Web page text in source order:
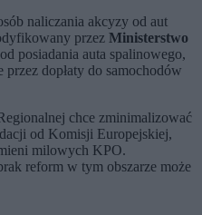
naliczania akcyzy od aut
przez Ministerstwo
posiadania auta spalinowego,
przez dopłaty do samochodów
chce zminimalizować
od Komisji Europejskiej,
milowych KPO.
reform w tym obszarze może